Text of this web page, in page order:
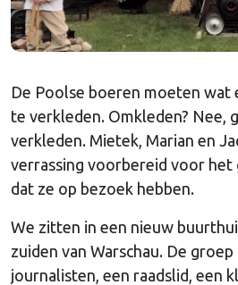
De Poolse boeren moeten wat
te verkleden. Omkleden? Nee,
verkleden. Mietek, Marian en
verrassing voorbereid voor
dat ze op bezoek hebben.
We zitten in een nieuw
zuiden van Warschau. De
journalisten, een raadslid, een